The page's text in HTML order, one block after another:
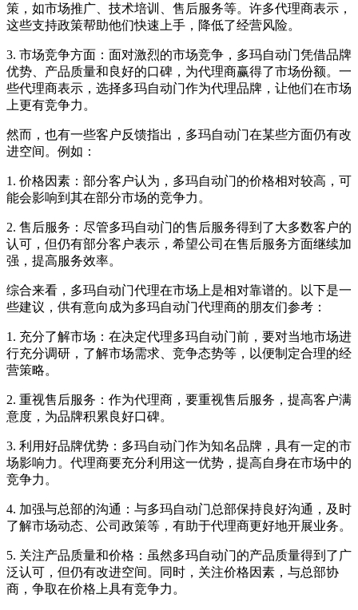
策，如市场推广、技术培训、售后服务等。许多代理商表示，
这些支持政策帮助他们快速上手，降低了经营风险。
3. 市场竞争方面：面对激烈的市场竞争，多玛自动门凭借品牌
优势、产品质量和良好的口碑，为代理商赢得了市场份额。一
些代理商表示，选择多玛自动门作为代理品牌，让他们在市场
上更有竞争力。
然而，也有一些客户反馈指出，多玛自动门在某些方面仍有改
进空间。例如：
1. 价格因素：部分客户认为，多玛自动门的价格相对较高，可
能会影响到其在部分市场的竞争力。
2. 售后服务：尽管多玛自动门的售后服务得到了大多数客户的
认可，但仍有部分客户表示，希望公司在售后服务方面继续加
强，提高服务效率。
综合来看，多玛自动门代理在市场上是相对靠谱的。以下是一
些建议，供有意向成为多玛自动门代理商的朋友们参考：
1. 充分了解市场：在决定代理多玛自动门前，要对当地市场进
行充分调研，了解市场需求、竞争态势等，以便制定合理的经
营策略。
2. 重视售后服务：作为代理商，要重视售后服务，提高客户满
意度，为品牌积累良好口碑。
3. 利用好品牌优势：多玛自动门作为知名品牌，具有一定的市
场影响力。代理商要充分利用这一优势，提高自身在市场中的
竞争力。
4. 加强与总部的沟通：与多玛自动门总部保持良好沟通，及时
了解市场动态、公司政策等，有助于代理商更好地开展业务。
5. 关注产品质量和价格：虽然多玛自动门的产品质量得到了广
泛认可，但仍有改进空间。同时，关注价格因素，与总部协
商，争取在价格上具有竞争力。